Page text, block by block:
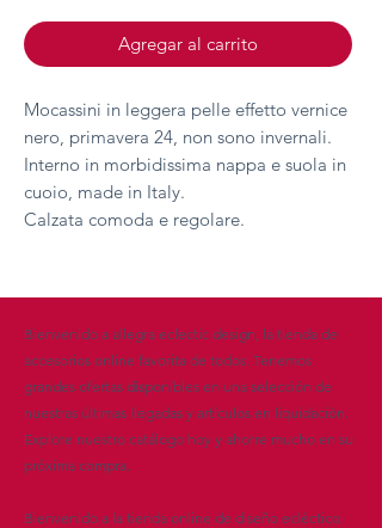
Agregar al carrito
Mocassini in leggera pelle effetto vernice
nero, primavera 24, non sono invernali.
Interno in morbidissima nappa e suola in
cuoio, made in Italy.
Calzata comoda e regolare.
Bienvenido a allegra eclectic design, la tienda de
accesorios online favorita de todos. Tenemos
grandes ofertas disponibles en una selección de
nuestras últimas llegadas y artículos en liquidación.
Explore nuestro catálogo hoy y ahorre mucho en su
próxima compra.
Bienvenido a la tienda online de diseño ecléctico